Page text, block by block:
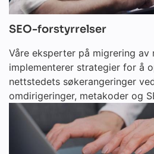
SEO-forstyrrelser
Våre eksperter på migrering av
implementerer strategier for å
nettstedets søkerangeringer
omdirigeringer, metakoder og